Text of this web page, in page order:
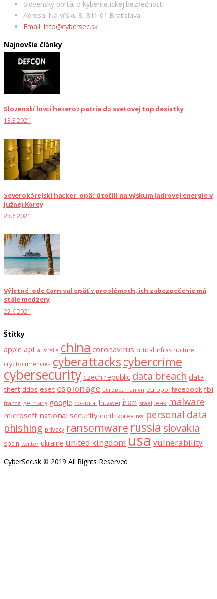
Slovenský portál o kybernetickej bezpečnosti
Adresa: Na vŕšku 8, 811 01 Bratislava
Email: info@cybersec.sk
Najnovšie články
Slovenskí lovci hekerov patria do svetovej top desiatky
13.8.2021
Severokórejskí hackeri opäť útočili na výskum jadrovej energie v
Južnej Kórey
23.6.2021
Výletné lode Carnival opäť v problémoch, ich zabezpečenie má
stále medzery
22.6.2021
Štítky
apple apt australia china coronavirus critical infrastructure
cryptocurrencies cyberattackscybercrime
cybersecurity czech republic data breach data
theft ddos eset espionage european union europol facebook fbi
france germany google hospital huawei iran israel leak malware
microsoft national security north korea nsa personal data
phishing privacy ransomware russia slovakia
spain twitter ukraine united kingdom usavulnerability
CyberSec.sk © 2019 All Rights Reserved